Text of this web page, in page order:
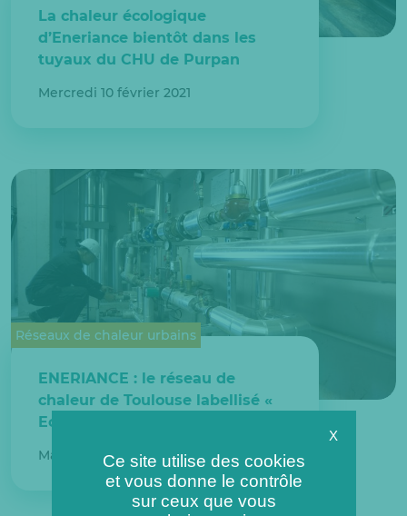
La chaleur écologique
d’Eneriance bientôt dans les
tuyaux du CHU de Purpan
Mercredi 10 février 2021
Réseaux de chaleur urbains
ENERIANCE : le réseau de
chaleur de Toulouse labellisé «
Ecoréseau » par l’AMORCE
Mardi 15 décembre 2020
X
Ce site utilise des cookies
et vous donne le contrôle
sur ceux que vous